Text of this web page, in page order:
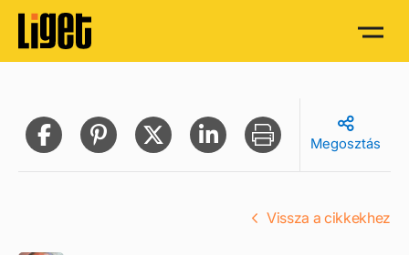
Megosztás
Vissza a cikkekhez